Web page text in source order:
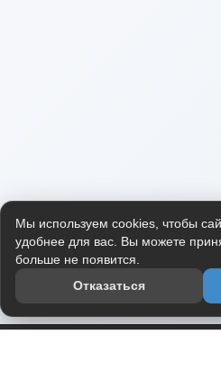
Мы используем cookies, чтобы
удобнее для вас. Вы можете
больше не появится.
Отказаться